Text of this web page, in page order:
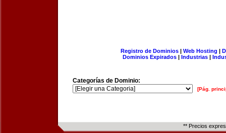
Registro de Dominios| Web Hosting |
Dominios Expirados | Industrias |
Categorías de Dominio:
[Pág.
** Precios